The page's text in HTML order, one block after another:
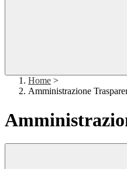
Home >
Amministrazione